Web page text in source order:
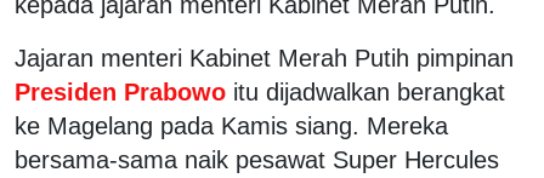
Jajaran menteri Kabinet Merah Putih pimpinan
Presiden Prabowo itu dijadwalkan berangkat
ke Magelang pada Kamis siang. Mereka
bersama-sama naik pesawat Super Hercules